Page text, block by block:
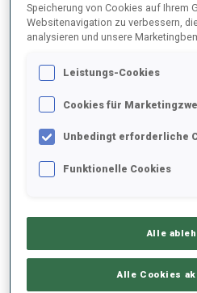
SKIZEIT HINTER DER SPITZE
LIEGENDSCHIESSEN
STEHENDSCHIESSEN
Speicherung von Cookies auf Ihrem
Websitenavigation zu verbessern,
analysieren und unsere
Leistungs-Cookies
Cookies für
Unbedingt erforderliche
Funktionelle Cookies
Alle
Alle Cookies